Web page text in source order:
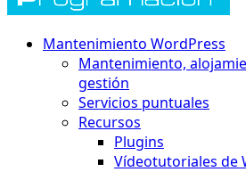
Mantenimiento WordPress
Mantenimiento,
gestión
Servicios puntuales
Recursos
Plugins
Vídeotutoriales de